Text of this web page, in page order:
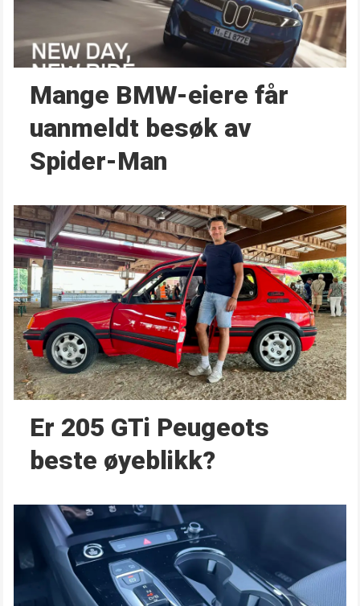
Mange BMW-eiere får
uanmeldt besøk av
Spider-Man
Er 205 GTi Peugeots
beste øyeblikk?